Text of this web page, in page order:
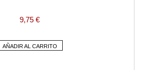
9,75 €
AÑADIR AL CARRITO